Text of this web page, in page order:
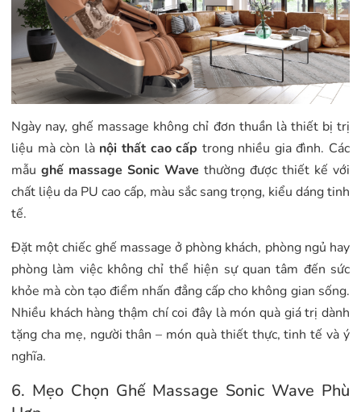
Ngày nay, ghế massage không chỉ đơn thuần là thiết bị trị
liệu mà còn là nội thất cao cấp trong nhiều gia đình. Các
mẫu ghế massage Sonic Wave thường được thiết kế với
chất liệu da PU cao cấp, màu sắc sang trọng, kiểu dáng tinh
tế.
Đặt một chiếc ghế massage ở phòng khách, phòng ngủ hay
phòng làm việc không chỉ thể hiện sự quan tâm đến sức
khỏe mà còn tạo điểm nhấn đẳng cấp cho không gian sống.
Nhiều khách hàng thậm chí coi đây là món quà giá trị dành
tặng cha mẹ, người thân – món quà thiết thực, tinh tế và ý
nghĩa.
6. Mẹo Chọn Ghế Massage Sonic Wave Phù